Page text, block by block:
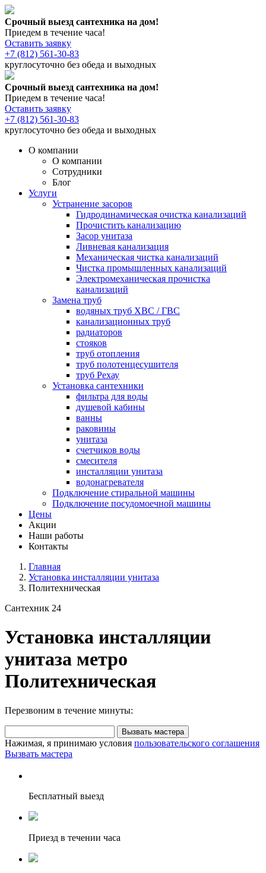
Срочный выезд сантехника на дом!
Приедем в течение часа!
Оставить заявку
+7 (812) 561-30-83
круглосуточно без обеда и выходных
Срочный выезд сантехника на дом!
Приедем в течение часа!
Оставить заявку
+7 (812) 561-30-83
круглосуточно без обеда и выходных
О компании
О компании
Сотрудники
Блог
Услуги
Устранение засоров
Гидродинамическая очистка канализаций
Прочистить канализацию
Засор унитаза
Ливневая канализация
Механическая чистка канализаций
Чистка промышленных канализаций
Электромеханическая прочистка
канализаций
Замена труб
водяных труб ХВС / ГВС
канализационных труб
радиаторов
стояков
труб отопления
труб полотенцесушителя
труб Рехау
Установка сантехники
фильтра для воды
душевой кабины
ванны
раковины
унитаза
счетчиков воды
смесителя
инсталляции унитаза
водонагревателя
Подключение стиральной машины
Подключение посудомоечной машины
Цены
Акции
Наши работы
Контакты
Главная
Установка инсталляции унитаза
Политехническая
Сантехник 24
Установка инсталляции
унитаза метро
Политехническая
Перезвоним в течение минуты:
Вызвать мастера
Нажимая, я принимаю условия пользовательского соглашения
Вызвать мастера
Бесплатный выезд
Приезд в течении часа